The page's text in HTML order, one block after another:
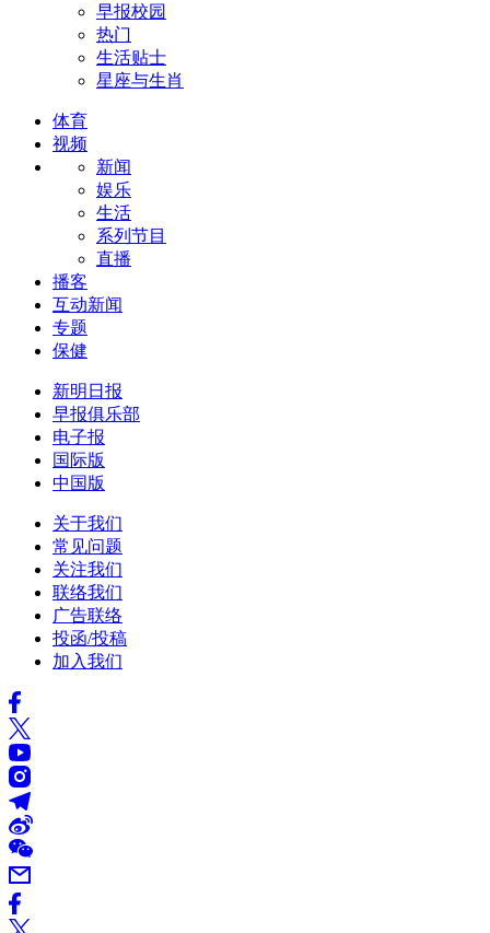
早报校园
热门
生活贴士
星座与生肖
体育
视频
新闻
娱乐
生活
系列节目
直播
播客
互动新闻
专题
保健
新明日报
早报俱乐部
电子报
国际版
中国版
关于我们
常见问题
关注我们
联络我们
广告联络
投函/投稿
加入我们